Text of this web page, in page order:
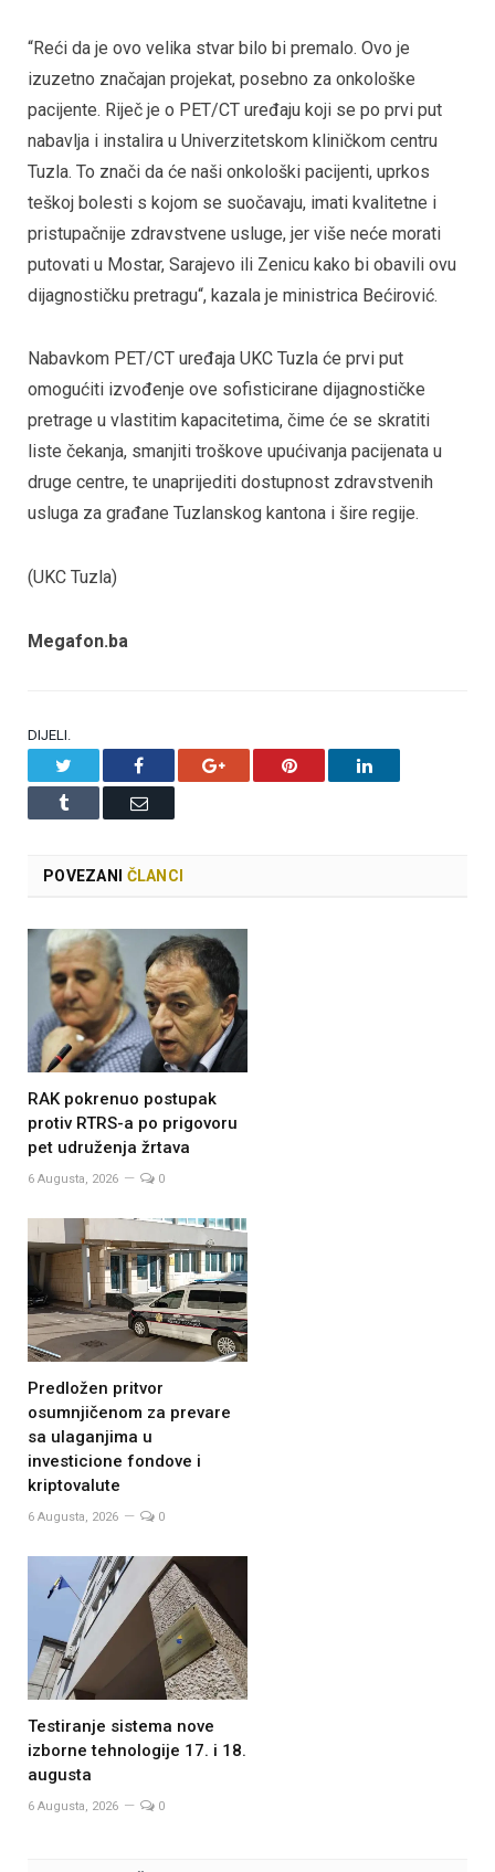
“Reći da je ovo velika stvar bilo bi premalo. Ovo je
izuzetno značajan projekat, posebno za onkološke
pacijente. Riječ je o PET/CT uređaju koji se po prvi put
nabavlja i instalira u Univerzitetskom kliničkom centru
Tuzla. To znači da će naši onkološki pacijenti, uprkos
teškoj bolesti s kojom se suočavaju, imati kvalitetne i
pristupačnije zdravstvene usluge, jer više neće morati
putovati u Mostar, Sarajevo ili Zenicu kako bi obavili ovu
dijagnostičku pretragu“, kazala je ministrica Bećirović.
Nabavkom PET/CT uređaja UKC Tuzla će prvi put
omogućiti izvođenje ove sofisticirane dijagnostičke
pretrage u vlastitim kapacitetima, čime će se skratiti
liste čekanja, smanjiti troškove upućivanja pacijenata u
druge centre, te unaprijediti dostupnost zdravstvenih
usluga za građane Tuzlanskog kantona i šire regije.
(UKC Tuzla)
Megafon.ba
DIJELI.
Facebook Google+ Pinterest LinkedIn
Tumblr Email
POVEZANI ČLANCI
RAK pokrenuo postupak
protiv RTRS-a po prigovoru
pet udruženja žrtava
6 Augusta, 2026 0
Predložen pritvor
osumnjičenom za prevare
sa ulaganjima u
investicione fondove i
kriptovalute
6 Augusta, 2026 0
Testiranje sistema nove
izborne tehnologije 17. i 18.
augusta
6 Augusta, 2026 0